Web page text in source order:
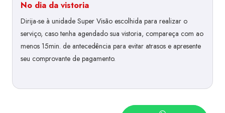
No dia da vistoria
Dirija-se à unidade Super Visão escolhida para realizar o
serviço, caso tenha agendado sua vistoria, compareça com ao
menos 15min. de antecedência para evitar atrasos e apresente
seu comprovante de pagamento.